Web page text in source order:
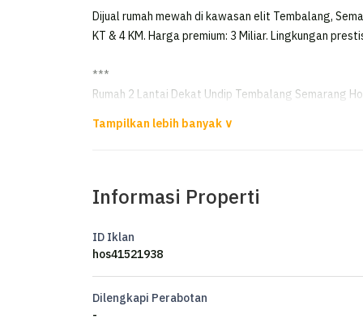
Dijual rumah mewah di kawasan elit Tembalang,
KT & 4 KM. Harga premium: 3 Miliar. Lingkungan
***
Rumah 2 Lantai Dekat Undip Tembalang Semarang
JUAL RUMAH 2 LANTAI DI PERMATA HIJAU
Luas Tanah 369m²
Kamar Tidur 5
Kamar Mandi 4
Posisi Hook (timur dan selatan)
Informasi Properti
ID Iklan
hos41521938
Dilengkapi Perabotan
-